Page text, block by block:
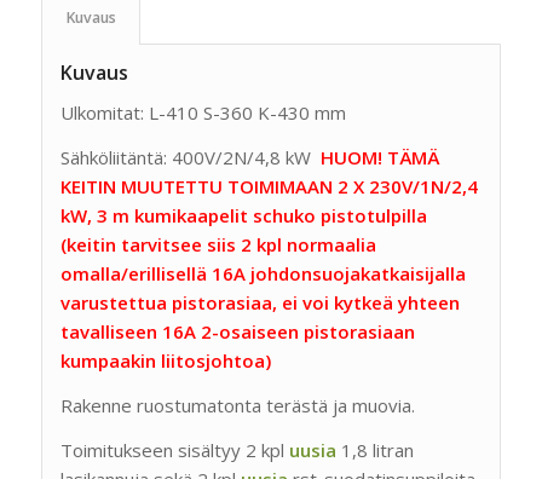
Kuvaus
Kuvaus
Ulkomitat: L-410 S-360 K-430 mm
Sähköliitäntä: 400V/2N/4,8 kW HUOM! TÄMÄ
KEITIN MUUTETTU TOIMIMAAN 2 X 230V/1N/2,4
kW, 3 m kumikaapelit schuko pistotulpilla
(keitin tarvitsee siis 2 kpl normaalia
omalla/erillisellä 16A johdonsuojakatkaisijalla
varustettua pistorasiaa, ei voi kytkeä yhteen
tavalliseen 16A 2-osaiseen pistorasiaan
kumpaakin liitosjohtoa)
Rakenne ruostumatonta terästä ja muovia.
Toimitukseen sisältyy 2 kpl uusia 1,8 litran